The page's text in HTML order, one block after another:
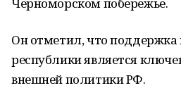
Он отметил, что поддержка
республики является
внешней политики РФ.